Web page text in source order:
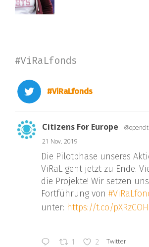
#ViRaLfonds
#ViRaLfonds
Citizens For Europe
21 Nov. 2019
Die Pilotphase unseres
ViRaL geht jetzt zu Ende.
die Projekte! Wir setzen
Fortführung von
unter: https://t.co/
1 2 Twitter